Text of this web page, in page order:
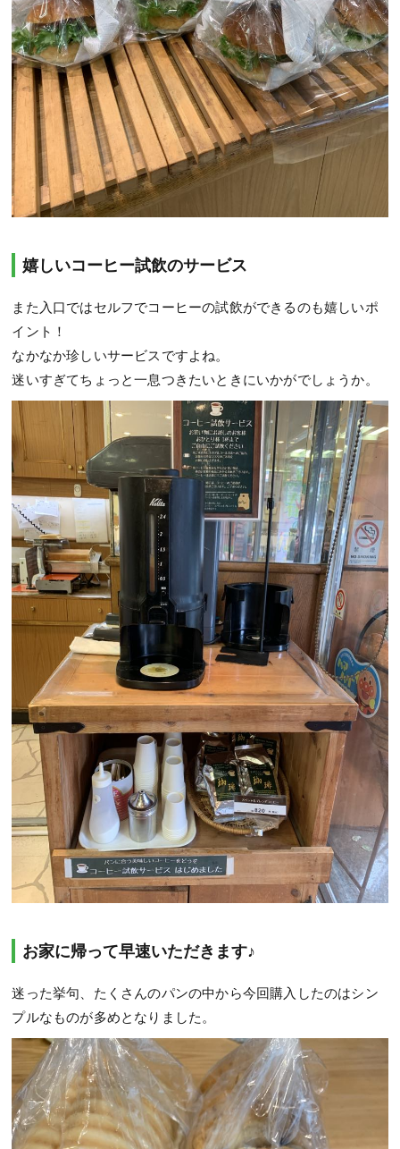
嬉しいコーヒー試飲のサービス
また入口ではセルフでコーヒーの試飲ができるのも嬉しいポ
イント！
なかなか珍しいサービスですよね。
迷いすぎてちょっと一息つきたいときにいかがでしょうか。
お家に帰って早速いただきます♪
迷った挙句、たくさんのパンの中から今回購入したのはシン
プルなものが多めとなりました。